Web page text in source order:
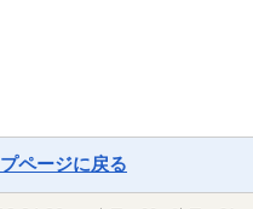
ページに戻る